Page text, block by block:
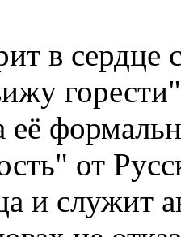
в
её
от
и служит